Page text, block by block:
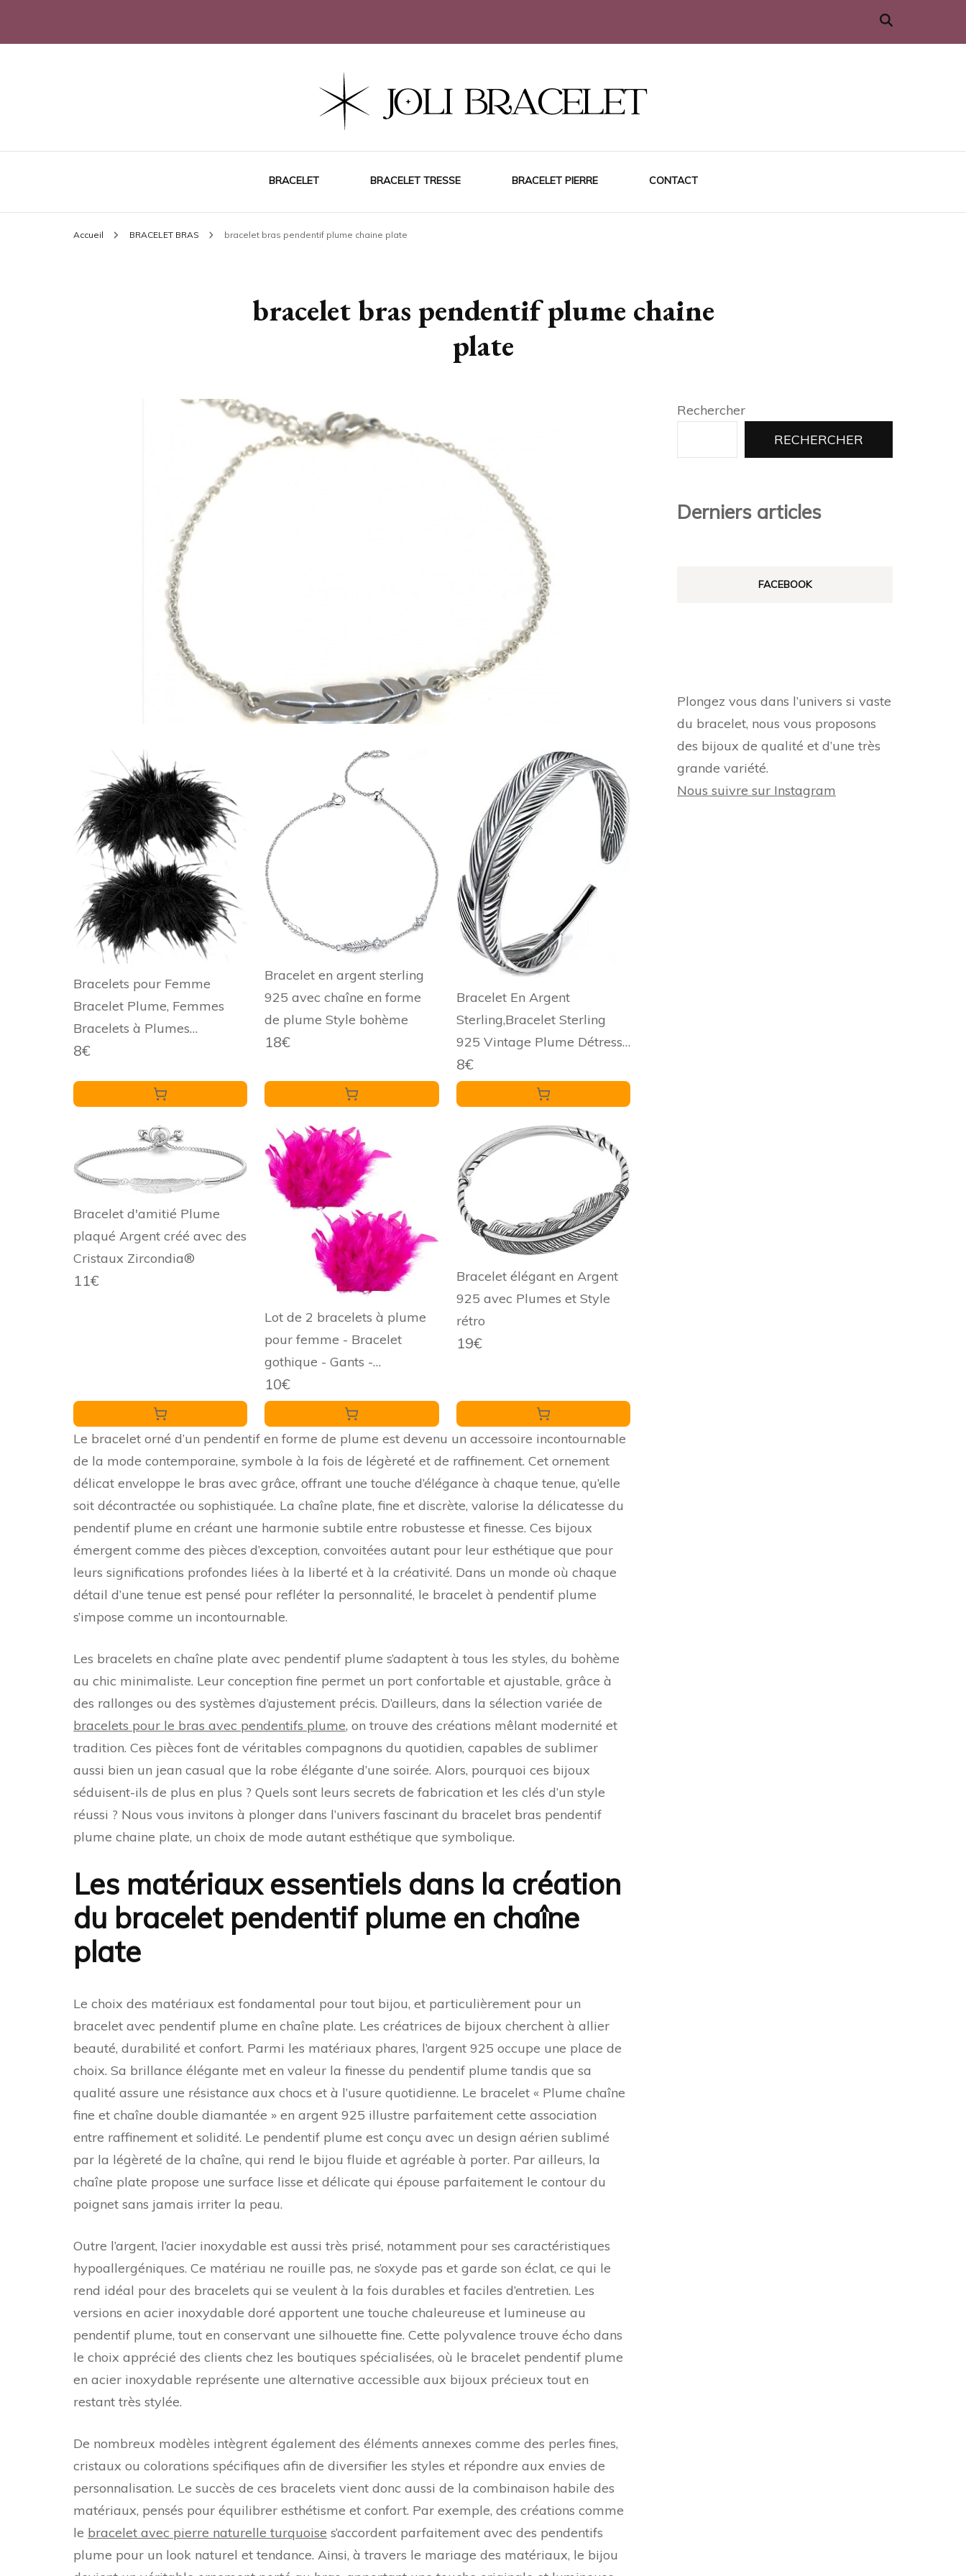
Joli Bracelet BRACELET BRACELET TRESSE BRACELET PIERRE CONTACT
Accueil BRACELET BRAS bracelet bras pendentif plume chaine plate
bracelet bras pendentif plume chaine
plate
Bracelets pour Femme
Bracelet Plume, Femmes
Bracelets à Plumes
Manchette Accessoires pour
8€
Bracelet en argent sterling
925 avec chaîne en forme
de plume Style bohème
18€
Bracelet En Argent
Sterling,Bracelet Sterling
925 Vintage Plume Détresse
Large De Manchette
Ethnique Réglable Ouvert
Couples Amulette Pour
Hommes Femmes Bijoux
D'Ét
8€
Bracelet d'amitié Plume
plaqué Argent créé avec des
Cristaux Zircondia®
11€
Lot de 2 bracelets à plume
pour femme - Bracelet
gothique - Gants -
Décoration pour Halloween,
cosplay, fête
10€
Bracelet élégant en Argent
925 avec Plumes et Style
rétro
19€
Le bracelet orné d’un pendentif en forme de plume est devenu un accessoire incontournable
de la mode contemporaine, symbole à la fois de légèreté et de raffinement. Cet ornement
délicat enveloppe le bras avec grâce, offrant une touche d’élégance à chaque tenue, qu’elle
soit décontractée ou sophistiquée. La chaîne plate, fine et discrète, valorise la délicatesse du
pendentif plume en créant une harmonie subtile entre robustesse et finesse. Ces bijoux
émergent comme des pièces d’exception, convoitées autant pour leur esthétique que pour
leurs significations profondes liées à la liberté et à la créativité. Dans un monde où chaque
détail d’une tenue est pensé pour refléter la personnalité, le bracelet à pendentif plume
s’impose comme un incontournable.
Les bracelets en chaîne plate avec pendentif plume s’adaptent à tous les styles, du bohème
au chic minimaliste. Leur conception fine permet un port confortable et ajustable, grâce à
des rallonges ou des systèmes d’ajustement précis. D’ailleurs, dans la sélection variée de
bracelets pour le bras avec pendentifs plume, on trouve des créations mêlant modernité et
tradition. Ces pièces font de véritables compagnons du quotidien, capables de sublimer
aussi bien un jean casual que la robe élégante d’une soirée. Alors, pourquoi ces bijoux
séduisent-ils de plus en plus ? Quels sont leurs secrets de fabrication et les clés d’un style
réussi ? Nous vous invitons à plonger dans l’univers fascinant du bracelet bras pendentif
plume chaine plate, un choix de mode autant esthétique que symbolique.
Les matériaux essentiels dans la création
du bracelet pendentif plume en chaîne
plate
Le choix des matériaux est fondamental pour tout bijou, et particulièrement pour un
bracelet avec pendentif plume en chaîne plate. Les créatrices de bijoux cherchent à allier
beauté, durabilité et confort. Parmi les matériaux phares, l’argent 925 occupe une place de
choix. Sa brillance élégante met en valeur la finesse du pendentif plume tandis que sa
qualité assure une résistance aux chocs et à l’usure quotidienne. Le bracelet « Plume chaîne
fine et chaîne double diamantée » en argent 925 illustre parfaitement cette association
entre raffinement et solidité. Le pendentif plume est conçu avec un design aérien sublimé
par la légèreté de la chaîne, qui rend le bijou fluide et agréable à porter. Par ailleurs, la
chaîne plate propose une surface lisse et délicate qui épouse parfaitement le contour du
poignet sans jamais irriter la peau.
Outre l’argent, l’acier inoxydable est aussi très prisé, notamment pour ses caractéristiques
hypoallergéniques. Ce matériau ne rouille pas, ne s’oxyde pas et garde son éclat, ce qui le
rend idéal pour des bracelets qui se veulent à la fois durables et faciles d’entretien. Les
versions en acier inoxydable doré apportent une touche chaleureuse et lumineuse au
pendentif plume, tout en conservant une silhouette fine. Cette polyvalence trouve écho dans
le choix apprécié des clients chez les boutiques spécialisées, où le bracelet pendentif plume
en acier inoxydable représente une alternative accessible aux bijoux précieux tout en
restant très stylée.
De nombreux modèles intègrent également des éléments annexes comme des perles fines,
cristaux ou colorations spécifiques afin de diversifier les styles et répondre aux envies de
personnalisation. Le succès de ces bracelets vient donc aussi de la combinaison habile des
matériaux, pensés pour équilibrer esthétisme et confort. Par exemple, des créations comme
le bracelet avec pierre naturelle turquoise s’accordent parfaitement avec des pendentifs
plume pour un look naturel et tendance. Ainsi, à travers le mariage des matériaux, le bijou
Rechercher
RECHERCHER
Derniers articles
FACEBOOK
Plongez vous dans l’univers si vaste
du bracelet, nous vous proposons
des bijoux de qualité et d’une très
grande variété.
Nous suivre sur Instagram